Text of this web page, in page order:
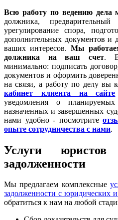
Всю работу по ведению дела
должника,
урегулирование спора,
дополнительных документов и
ваших интересов.Мы
должника на ваш счет.
минимально: подписать
документов и оформить
на связи, а работу по делу вы
кабинет клиента на сайте
уведомления о
назначенных и завершенных
нами удобно - посмотрите
опыте сотрудничества с нами.
Услуги
задолженности
Мы предлагаем комплексные
задолженности с юридических
обратиться к нам на любой